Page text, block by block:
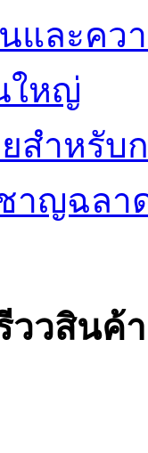
และคว
ใหญ่
สำหรับ
าญฉลา
ววสินค้า